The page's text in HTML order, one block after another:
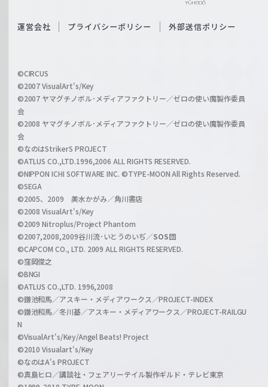
c
a
r
z
O
i
l
h
a
n
l
運営会社 プライバシーポリシー 外部送信ポリシー
©CIRCUS
©2007 VisualArt's/Key
©2007 ヤマグチノボル･メディアファクトリー／ゼロの使い魔製作委員
会
©2008 ヤマグチノボル･メディアファクトリー／ゼロの使い魔製作委員
会
©なのはStrikerS PROJECT
©ATLUS CO.,LTD.1996,2006 ALL RIGHTS RESERVED.
©NIPPON ICHI SOFTWARE INC. ©TYPE-MOON All Rights Reserved.
©SEGA
©2005、2009 美水かがみ／角川書店
©2008 VisualArt's/Key
©2009 Nitroplus/Project Phantom
©2007,2008,2009谷川流･いとうのいぢ／SOS団
©CAPCOM CO., LTD. 2009 ALL RIGHTS RESERVED.
©窪岡俊之
©BNGI
©ATLUS CO.,LTD. 1996,2008
©鎌池和馬／アスキー・メディアワークス／PROJECT-INDEX
©鎌池和馬／冬川基／アスキー・メディアワークス／PROJECT-RAILGU
N
©VisualArt's/Key/Angel Beats! Project
©2010 Visualart's/Key
©なのはA's PROJECT
©真島ヒロ／講談社・フェアリーテイル製作ギルド・テレビ東京